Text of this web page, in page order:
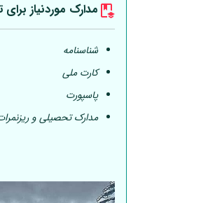
مدارک موردنیاز
شناسنامه
کارت ملی
پاسپورت
مدارک تحصیلی و